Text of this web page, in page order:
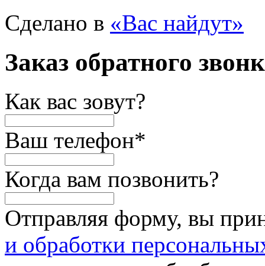
Сделано в «Вас найдут»
Заказ обратного
Как вас зовут?
Ваш телефон*
Когда вам позвонить?
Отправляя форму, вы
и обработки